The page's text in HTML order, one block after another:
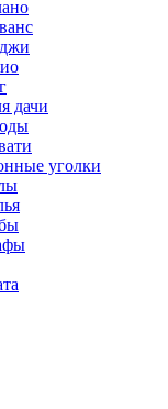
дачи
уголки